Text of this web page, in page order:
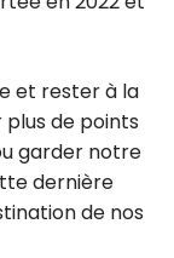
et rester à la
de points
garder notre
dernière
de nos